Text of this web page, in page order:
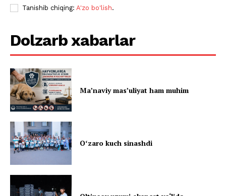
Tanishib chiqing: A'zo bo'lish.
Dolzarb xabarlar
Ma’naviy mas’uliyat ham muhim
Oʻzaro kuch sinashdi